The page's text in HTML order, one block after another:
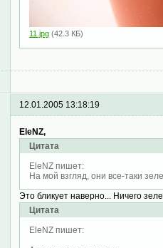
11.jpg (42.3 КБ)
12.01.2005 13:18:19
EleNZ,
Цитата
EleNZ пишет:
На мой взгляд, они все-таки
Это бликует наверно... Ничего
Цитата
EleNZ пишет: